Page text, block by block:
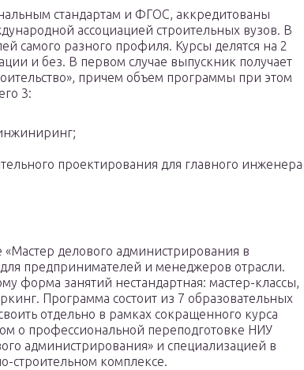
стандартам и ФГОС, аккредитованы
ассоциацией строительных вузов. В
самого разного профиля. Курсы делятся на 2
и без. В первом случае выпускник получает
причем объем программы при этом
3:
проектирования для главного инженера
«Мастер делового администрирования в
предпринимателей и менеджеров отрасли.
форма занятий нестандартная: мастер-классы,
Программа состоит из 7 образовательных
отдельно в рамках сокращенного курса
о профессиональной переподготовке НИУ
администрирования» и специализацией в
строительном комплексе.